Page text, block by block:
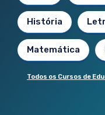
História
Matemática
Todos os Cursos de